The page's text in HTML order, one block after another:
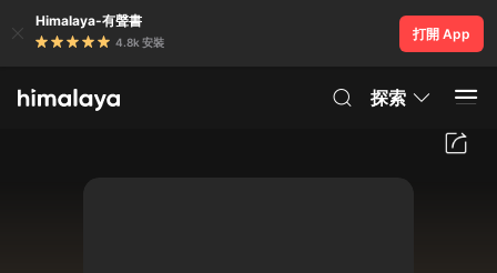
Himalaya-有聲書
4.8k 安裝
打開 App
探索